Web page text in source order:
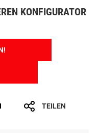
KONFIGURATOR
TEILEN